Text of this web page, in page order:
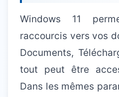
Windows 11
raccourcis vers vos
Documents,
tout peut être
Dans les mêmes